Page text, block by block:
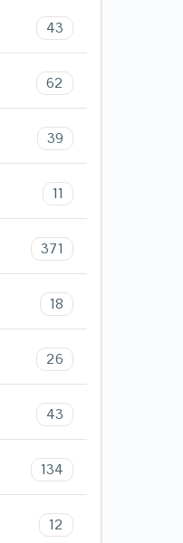
43
62
39
11
371
18
26
43
134
12